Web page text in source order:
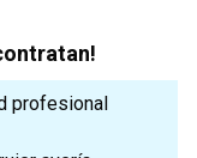
profesional